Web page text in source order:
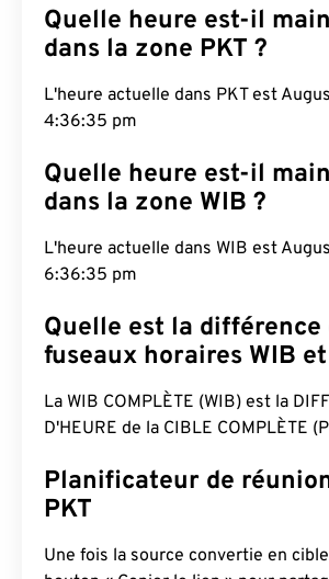
Quelle heure est-il
dans la zone PKT ?
L'heure actuelle dans PKT est
4:36:36 pm
Quelle heure est-il
dans la zone WIB ?
L'heure actuelle dans WIB est
6:36:36 pm
Quelle est la différence
fuseaux horaires WIB et
La WIB COMPLÈTE (WIB) est la
D'HEURE de la CIBLE COMPLÈTE
Planificateur de
PKT
Une fois la source convertie en